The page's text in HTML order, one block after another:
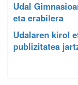
Udal
eta erabilera
Udalaren kirol
publizitatea